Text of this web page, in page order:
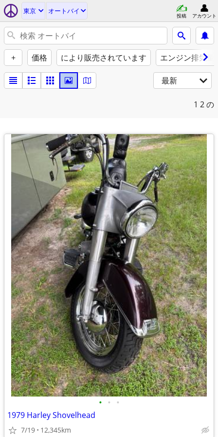
東京 オートバイ
投稿 アカウント
+ 価格 により販売されています エンジン排気量
最新
1 2 の
• • •
1979 Harley Shovelhead
7/19 12,345km